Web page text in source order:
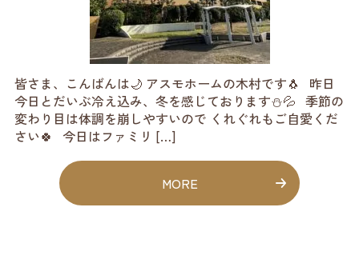
皆さま、こんばんは🌙 アスモホームの木村です🐧 昨日
今日とだいぶ冷え込み、冬を感じております⛄💦 季節の
変わり目は体調を崩しやすいので くれぐれもご自愛くだ
さい🍀 今日はファミリ […]
MORE